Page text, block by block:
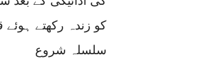
کو زندہ رکھتے ہوئے
سلسلہ شروع